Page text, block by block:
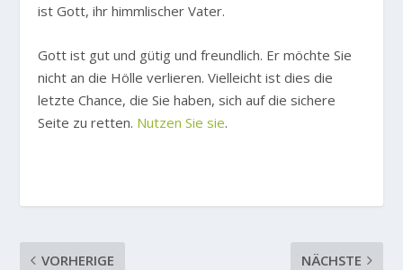
ist Gott, ihr himmlischer Vater.
Gott ist gut und gütig und freundlich. Er möchte Sie
nicht an die Hölle verlieren. Vielleicht ist dies die
letzte Chance, die Sie haben, sich auf die sichere
Seite zu retten. Nutzen Sie sie.
VORHERIGE NÄCHSTE